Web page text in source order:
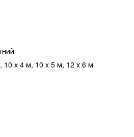
10 x 4 м, 10 x 5 м, 12 x 6 м